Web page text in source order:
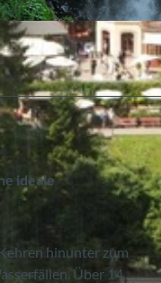
ideale
hinunter zum
Über 14